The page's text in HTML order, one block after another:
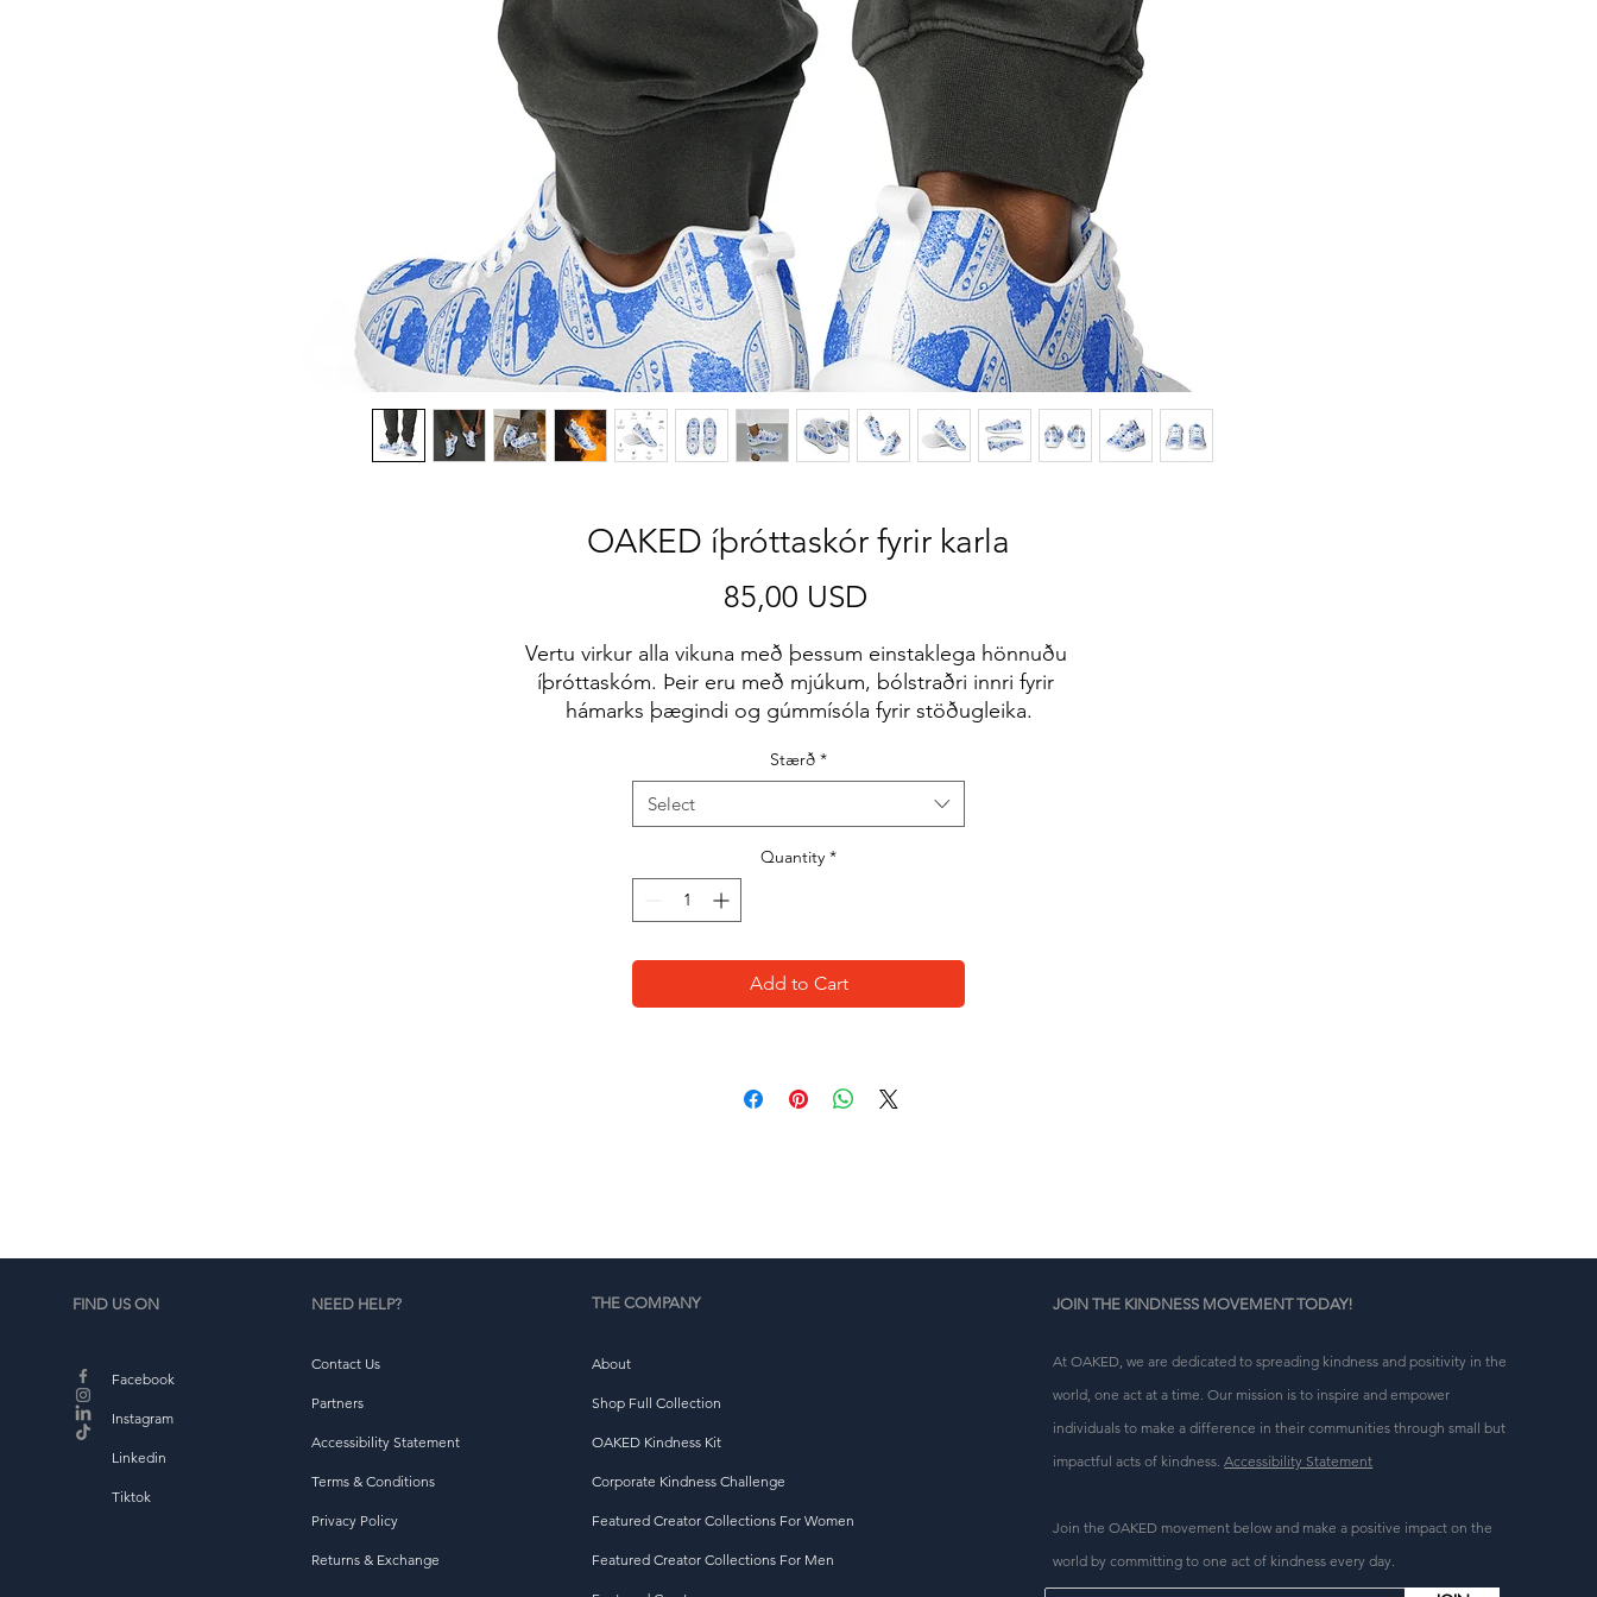
OAKED íþróttaskór fyrir karla
85,00 USD
Vertu virkur alla vikuna með þessum einstaklega hönnuðu
íþróttaskóm. Þeir eru með mjúkum, bólstraðri innri fyrir
hámarks þægindi og gúmmísóla fyrir stöðugleika.
• 100% pólýester ofurlétt fluguprjón
• Etýlen-vinýl asetat (EVA) gúmmísóli
• Andar fóður
• Mjúkur innleggssóli og bólstraður kragi
• Snúningur að framan
• Auð vara fengin frá Kína
Fyrirvari: Búist er við sterkri límlykt við komu vörunnar.
Leyfðu skónum að lofta út í nokkra daga og lyktin hverfur.
tíma að afhenda hana til þín. Að búa til vörur á eftirspurn í
Stærð *
Select
Quantity *
Add to Cart
FIND US ON
Facebook
Instagram
Linkedin
Tiktok
NEED HELP?
Contact Us
Partners
Accessibility Statement
Terms & Conditions
Privacy Policy
Returns & Exchange
THE COMPANY
About
Shop Full Collection
OAKED Kindness Kit
Corporate Kindness Challenge
Featured Creator Collections For Women
Featured Creator Collections For Men
JOIN THE KINDNESS MOVEMENT TODAY!
At OAKED, we are dedicated to spreading kindness and positivity in the
world, one act at a time. Our mission is to inspire and empower
individuals to make a difference in their communities through small but
impactful acts of kindness.Accessibility Statement
Join the OAKED movement below and make a positive impact on the
world by committing to one act of kindness every day.